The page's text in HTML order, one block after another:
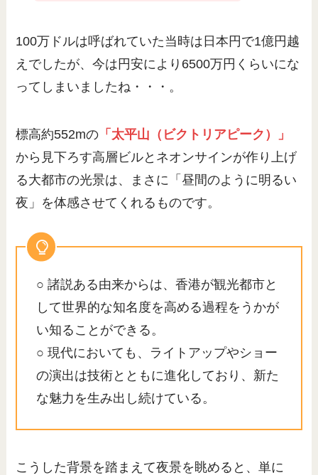
100万ドルは呼ばれていた当時は日本円で1億円越
えでしたが、今は円安により6500万円くらいにな
ってしまいましたね・・・。
標高約552mの 「太平山（ビクトリアピーク）」
から見下ろす高層ビルとネオンサインが作り上げ
る大都市の光景は、まさに「昼間のように明るい
夜」を体感させてくれるものです。
○ 諸説ある由来からは、香港が観光都市と
して世界的な知名度を高める過程をうかが
い知ることができる。
○ 現代においても、ライトアップやショー
の演出は技術とともに進化しており、新た
な魅力を生み出し続けている。
こうした背景を踏まえて夜景を眺めると、単に